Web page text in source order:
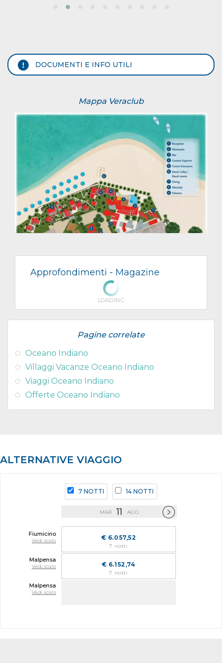
DOCUMENTI E INFO UTILI
Mappa Veraclub
Approfondimenti - Magazine
LOADING
Pagine correlate
Oceano Indiano
Villaggi Vacanze Oceano Indiano
Viaggi Oceano Indiano
Offerte Oceano Indiano
ALTERNATIVE VIAGGIO
7 NOTTI 14 NOTTI
MAR 11 AGO
€ 6.057,52
7 notti
€ 6.152,74
7 notti
Fiumicino
Vedi scalo
Malpensa
Vedi scalo
Malpensa
Vedi scalo